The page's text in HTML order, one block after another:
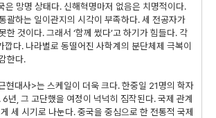
은 망명 상태다. 신해혁명마저 없음은 치명적이다.
괄하는 일이관지의 시각이 부족하다. 세 전공자가
한 것이다. 그래서 ‘함께 썼다’고 하기가 힘들다. 각
깝다. 나라별로 동떨어진 사학계의 분단체제 극복이
한다.
현대사>는 스케일이 더욱 크다. 한중일 21명의 학자
년, 그 고단했을 여정이 넉넉히 짐작된다. 국제 관계
세 시기로 나눈다. 중국을 중심으로 한 전통적 국제